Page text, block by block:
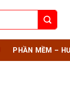
PHẦN MỀM –